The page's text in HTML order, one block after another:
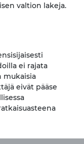
valtion lakeja.
ei rajata
mukaisia
eivät pääse